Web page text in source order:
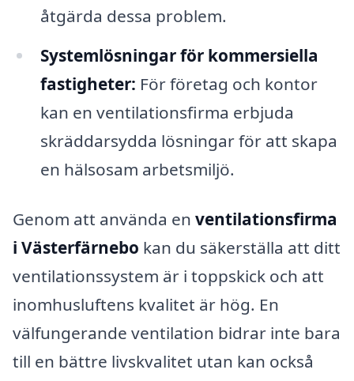
åtgärda dessa problem.
Systemlösningar för kommersiella
fastigheter: För företag och kontor
kan en ventilationsfirma erbjuda
skräddarsydda lösningar för att skapa
en hälsosam arbetsmiljö.
Genom att använda en ventilationsfirma
i Västerfärnebo kan du säkerställa att ditt
ventilationssystem är i toppskick och att
inomhusluftens kvalitet är hög. En
välfungerande ventilation bidrar inte bara
till en bättre livskvalitet utan kan också